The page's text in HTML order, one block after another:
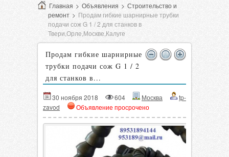
Главная > Объявления > Строительство и
ремонт > Продам гибкие шарнирные трубки
подачи сож G 1 / 2 для станков в
Твери,Орле,Москве,Калуге
Продам гибкие шарнирные
трубки подачи сож G 1 / 2
для станков в...
30 ноября 2018 604 Москва
tp-
zavod
Объявление просрочено